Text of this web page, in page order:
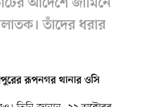
আদেশে জামিনে
তাঁদের ধরার
রূপনগর থানার ওসি